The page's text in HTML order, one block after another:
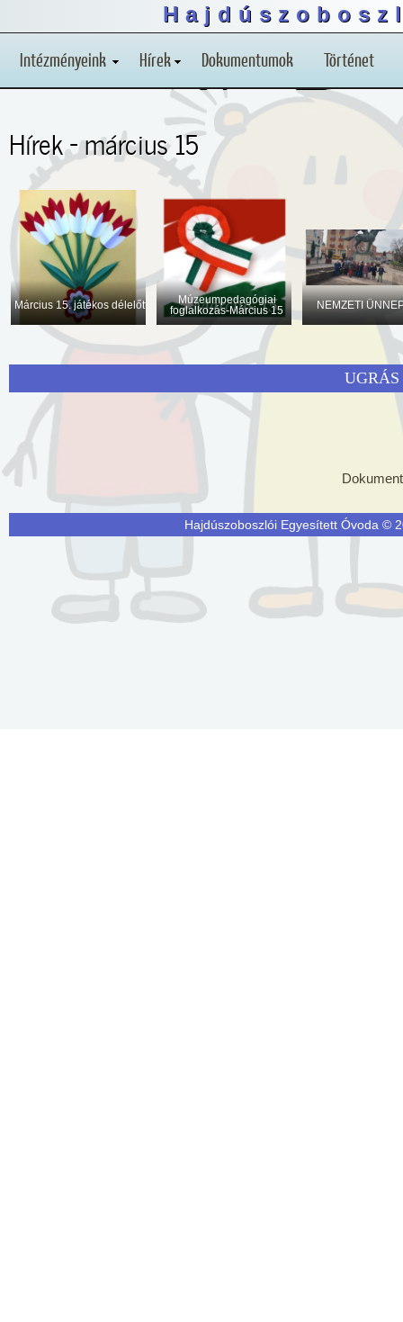
Intézményeink Hírek Dokumentumok Történet
Hírek - március 15
Március 15. játékos délelőtt
Múzeumpedagógiai
foglalkozás-Március 15
NEMZETI
Hajdúszoboszlói Egyesített Óvoda ©